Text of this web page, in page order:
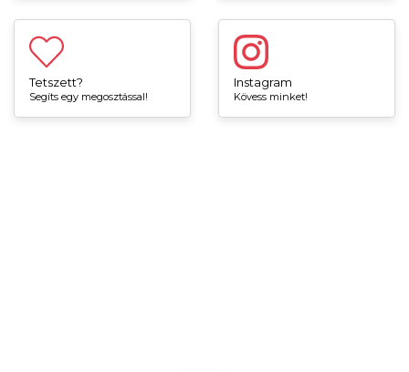
Tetszett?
Segíts egy megosztással!
Instagram
Kövess minket!